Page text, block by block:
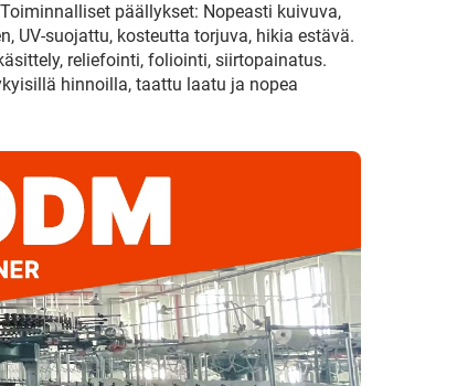
päällykset: Nopeasti kuivuva,
UV-suojattu, kosteutta torjuva, hikia estävä.
reliefointi, foliointi, siirtopainatus.
hinnoilla, taattu laatu ja nopea